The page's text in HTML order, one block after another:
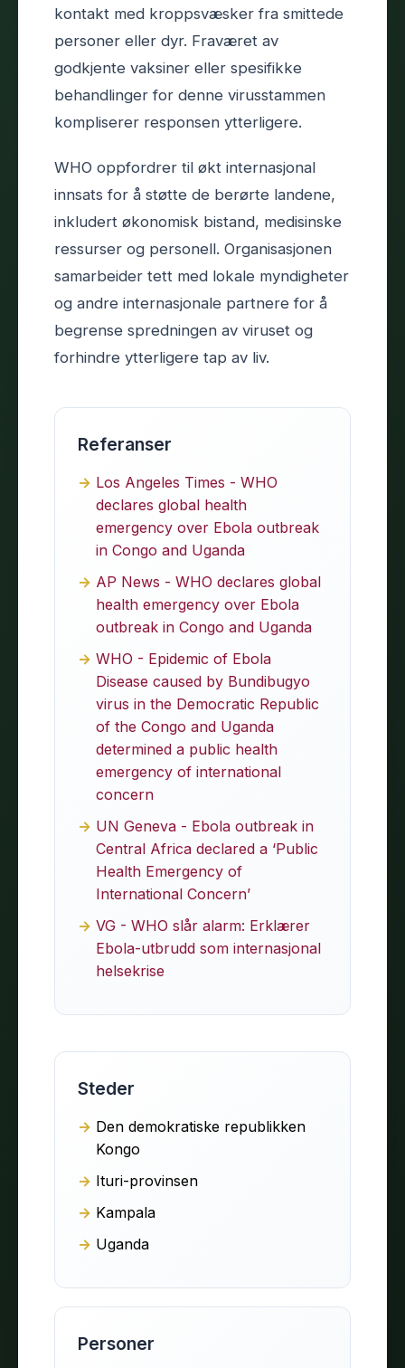
kontakt med kroppsvæsker fra smittede
personer eller dyr. Fraværet av
godkjente vaksiner eller spesifikke
behandlinger for denne virusstammen
kompliserer responsen ytterligere.
WHO oppfordrer til økt internasjonal
innsats for å støtte de berørte landene,
inkludert økonomisk bistand, medisinske
ressurser og personell. Organisasjonen
samarbeider tett med lokale myndigheter
og andre internasjonale partnere for å
begrense spredningen av viruset og
forhindre ytterligere tap av liv.
Referanser
Los Angeles Times - WHO
declares global health
emergency over Ebola outbreak
in Congo and Uganda
AP News - WHO declares global
health emergency over Ebola
outbreak in Congo and Uganda
WHO - Epidemic of Ebola
Disease caused by Bundibugyo
virus in the Democratic Republic
of the Congo and Uganda
determined a public health
emergency of international
concern
UN Geneva - Ebola outbreak in
Central Africa declared a ‘Public
Health Emergency of
International Concern’
VG - WHO slår alarm: Erklærer
Ebola-utbrudd som internasjonal
helsekrise
Steder
Den demokratiske republikken
Kongo
Ituri-provinsen
Kampala
Uganda
Personer